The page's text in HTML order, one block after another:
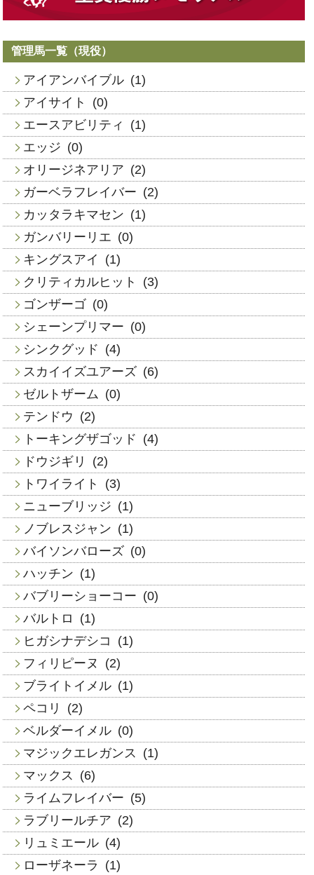
管理馬一覧（現役）
アイアンバイブル (1)
アイサイト
(0)
エースアビリティ
(1)
エッジ (0)
オリージネアリア (2)
ガーベラフレイバー (2)
カッタラキマセン (1)
ガンバリーリエ (0)
キングスアイ
(1)
クリティカルヒット
(3)
ゴンザーゴ (0)
シェーンプリマー (0)
シンクグッド (4)
スカイイズユアーズ (6)
ゼルトザーム (0)
テンドウ (2)
トーキングザゴッド (4)
ドウジギリ
(2)
トワイライト
(3)
ニューブリッジ (1)
ノブレスジャン (1)
バイソンバローズ (0)
ハッチン (1)
バブリーショーコー (0)
バルトロ
(1)
ヒガシナデシコ
(1)
フィリピーヌ
(2)
ブライトイメル (1)
ペコリ
(2)
ベルダーイメル (0)
マジックエレガンス
(1)
マックス
(6)
ライムフレイバー (5)
ラブリールチア (2)
リュミエール (4)
ローザネーラ
(1)